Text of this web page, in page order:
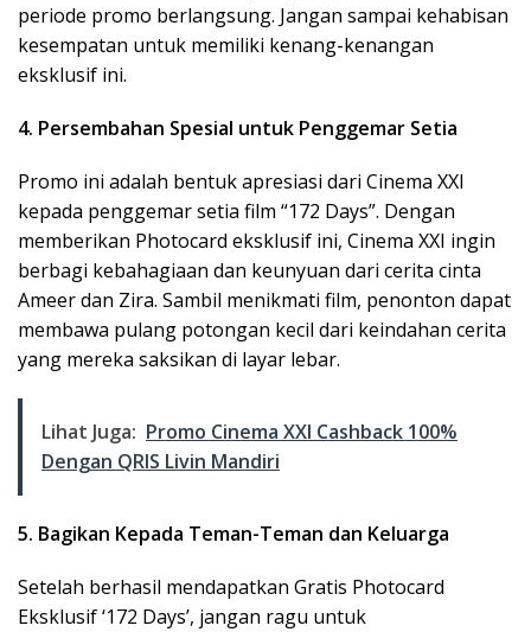
periode promo berlangsung. Jangan sampai kehabisan
kesempatan untuk memiliki kenang-kenangan
eksklusif ini.
4. Persembahan Spesial untuk Penggemar Setia
Promo ini adalah bentuk apresiasi dari Cinema XXI
kepada penggemar setia film “172 Days”. Dengan
memberikan Photocard eksklusif ini, Cinema XXI ingin
berbagi kebahagiaan dan keunyuan dari cerita cinta
Ameer dan Zira. Sambil menikmati film, penonton dapat
membawa pulang potongan kecil dari keindahan cerita
yang mereka saksikan di layar lebar.
Lihat Juga: Promo Cinema XXI Cashback 100%
Dengan QRIS Livin Mandiri
5. Bagikan Kepada Teman-Teman dan Keluarga
Setelah berhasil mendapatkan Gratis Photocard
Eksklusif ‘172 Days’, jangan ragu untuk